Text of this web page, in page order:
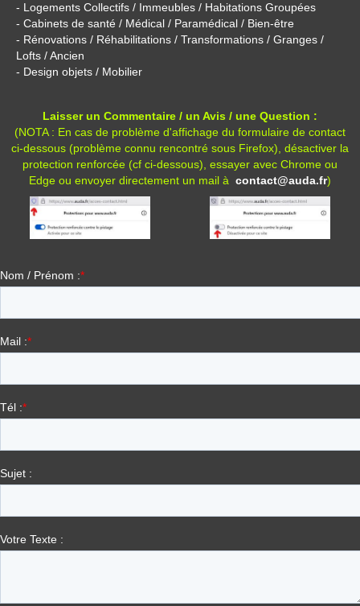
- Logements Collectifs / Immeubles / Habitations Groupées
- Cabinets de santé / Médical / Paramédical / Bien-être
- Rénovations / Réhabilitations / Transformations / Granges /
Lofts / Ancien
- Design objets / Mobilier
Laisser un Commentaire / un Avis / une Question :
(NOTA : En cas de problème d'affichage du formulaire de contact
ci-dessous (problème connu rencontré sous Firefox), désactiver la
protection renforcée (cf ci-dessous), essayer avec Chrome ou
Edge ou envoyer directement un mail à contact@auda.fr)